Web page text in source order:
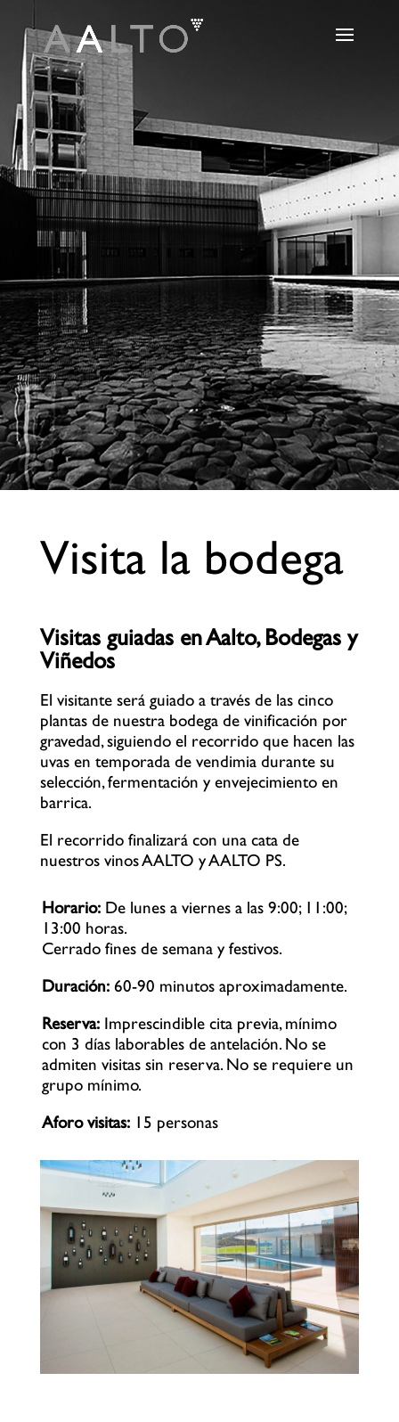
Visita la bodega
Visitas guiadas en Aalto, Bodegas y
Viñedos
El visitante será guiado a través de las cinco
plantas de nuestra bodega de vinificación por
gravedad, siguiendo el recorrido que hacen las
uvas en temporada de vendimia durante su
selección, fermentación y envejecimiento en
barrica.
El recorrido finalizará con una cata de
nuestros vinos AALTO y AALTO PS.
Horario:De lunes a viernes a las 9:00; 11:00;
13:00 horas.
Cerrado fines de semana y festivos.
Duración:60-90 minutos aproximadamente.
Reserva:Imprescindible cita previa, mínimo
con 3 días laborables de antelación. No se
admiten visitas sin reserva. No se requiere un
grupo mínimo.
Aforo visitas:15 personas